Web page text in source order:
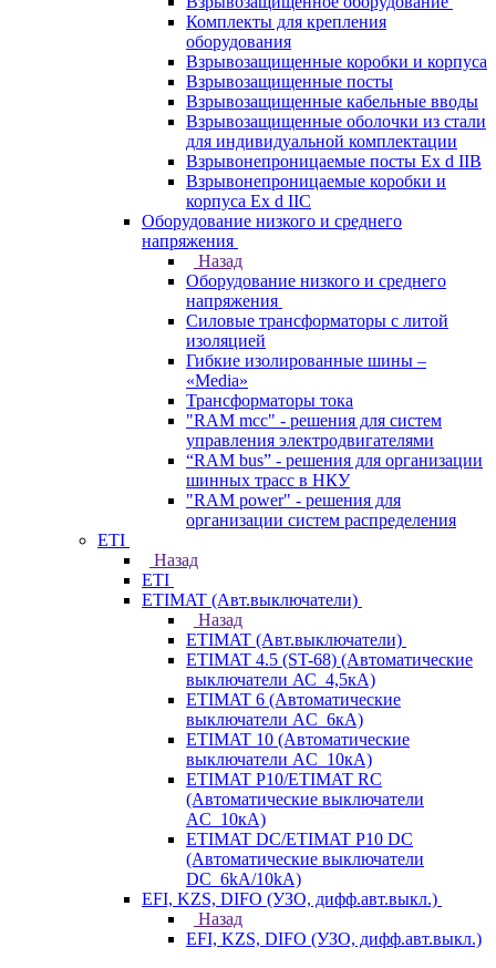
Комплекты для крепления
оборудования
Взрывозащищенные коробки и корпуса
Взрывозащищенные посты
Взрывозащищенные кабельные вводы
Взрывозащищенные оболочки из стали
для индивидуальной комплектации
Взрывонепроницаемые посты Ex d IIB
Взрывонепроницаемые коробки и
корпуса Ex d IIС
Оборудование низкого и среднего
напряжения
Назад
Оборудование низкого и среднего
напряжения
Силовые трансформаторы с литой
изоляцией
Гибкие изолированные шины –
«Media»
Трансформаторы тока
"RAM mcc" - решения для систем
управления электродвигателями
“RAM bus” - решения для организации
шинных трасс в НКУ
"RAM power" - решения для
организации систем распределения
ETI
Назад
ETI
ETIMAT (Авт.выключатели)
Назад
ETIMAT (Авт.выключатели)
ETIMAT 4.5 (ST-68) (Автоматические
выключатели АС_4,5кА)
ETIMAT 6 (Автоматические
выключатели AC_6кА)
ETIMAT 10 (Автоматические
выключатели AC_10кА)
ETIMAT P10/ETIMAT RC
(Автоматические выключатели
AC_10кА)
ETIMAT DC/ETIMAT P10 DC
(Автоматические выключатели
DC_6kA/10kA)
EFI, KZS, DIFO (УЗО, дифф.авт.выкл.)
Назад
EFI, KZS, DIFO (УЗО, дифф.авт.выкл.)